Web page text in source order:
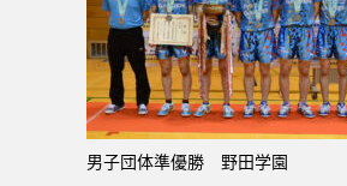
男子団体準優勝 野田学園